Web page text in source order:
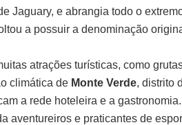
Jaguary, e abrangia todo o
a possuir a denominação
atrações turísticas, como
climática de Monte Verde, distrito
a rede hoteleira e a
aventureiros e praticantes de